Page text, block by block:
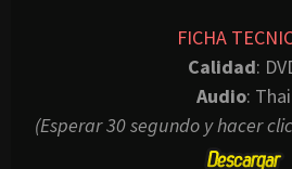
FICHA
Calidad:
Audio: Thai
(Esperar 30 segundo y hacer